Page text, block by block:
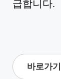
급합니다.
바로가기